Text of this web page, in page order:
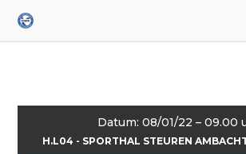
Datum: 08/01/22 – 09.00
H.L04 - SPORTHAL STEUREN